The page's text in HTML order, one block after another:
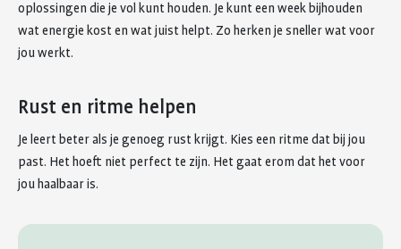
oplossingen die je vol kunt houden. Je kunt een week bijhouden
wat energie kost en wat juist helpt. Zo herken je sneller wat voor
jou werkt.
Rust en ritme helpen
Je leert beter als je genoeg rust krijgt. Kies een ritme dat bij jou
past. Het hoeft niet perfect te zijn. Het gaat erom dat het voor
jou haalbaar is.